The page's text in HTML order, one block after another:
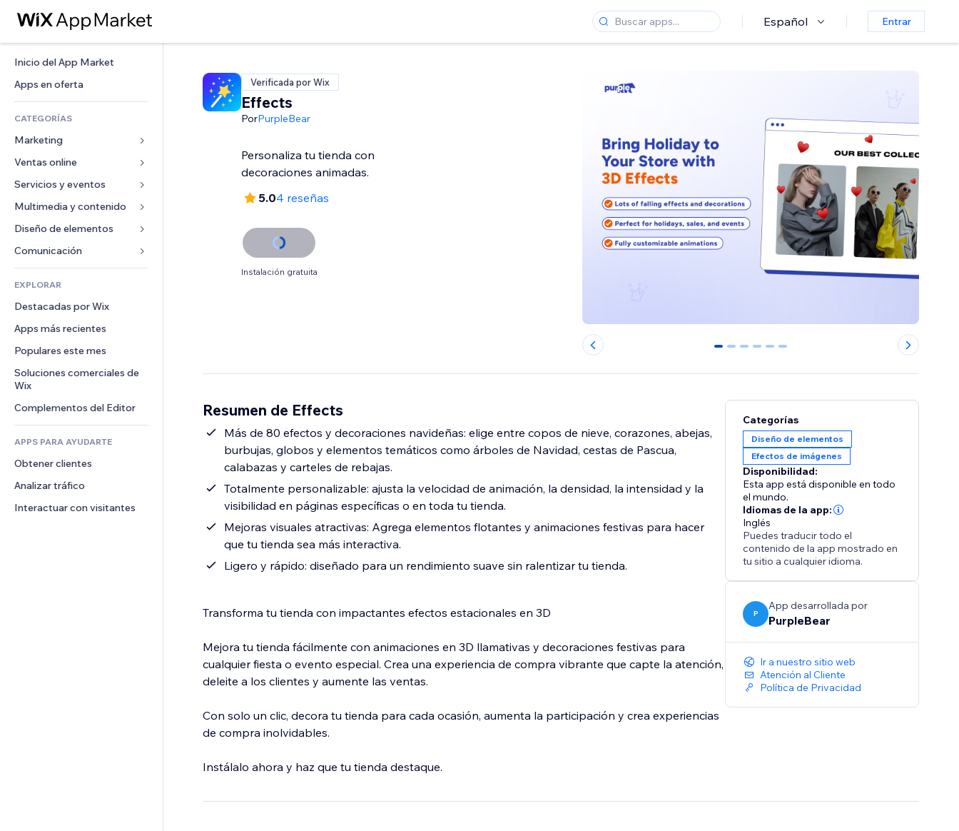
Español Entrar
Inicio del App Market
Apps en oferta
CATEGORÍAS
Marketing
Anuncios
Móvil
Analíticas
Anuncios del sitio
Email
Ventas online
Apps para tiendas
Envíos y entregas
Botones de venta
Contabilidad
Cupones y fidelización
Almacenamiento de mercancía
Crowdfunding
Alimentos y bebidas
Servicios y eventos
Hoteles
Eventos
Restaurantes
Inmobiliarias
Reservas
Multimedia y contenido
Galerías
Música
Pódcast
Fotografía
Video
PDF
Compartir archivos
Noticias
Servicios de contenido
Efectos de texto
Diseño de elementos
Mapas y navegación
Privacidad y seguridad
Reloj
Plantillas para páginas
Efectos de imágenes
Botones y menús
Banners e insignias
Calculadoras
Buscar
Formularios
Encuestas
Chat
Comentarios
Teléfono
Comunidad
Reseñas y testimonios
EXPLORAR
Destacadas por Wix
Apps más recientes
Populares este mes
Soluciones comerciales de
Wix
Complementos del Editor
APPS PARA AYUDARTE
Obtener clientes
Analizar tráfico
Interactuar con visitantes
Verificada por Wix
Effects
PorPurpleBear
Personaliza tu tienda con
decoraciones animadas.
5.04 reseñas
Instalación gratuita
0 1 2 3 4 5
Resumen de Effects
Más de 80 efectos y decoraciones navideñas: elige entre copos de nieve, corazones, abejas,
burbujas, globos y elementos temáticos como árboles de Navidad, cestas de Pascua,
calabazas y carteles de rebajas.
Totalmente personalizable: ajusta la velocidad de animación, la densidad, la intensidad y la
visibilidad en páginas específicas o en toda tu tienda.
Mejoras visuales atractivas: Agrega elementos flotantes y animaciones festivas para hacer
que tu tienda sea más interactiva.
Ligero y rápido: diseñado para un rendimiento suave sin ralentizar tu tienda.
Transforma tu tienda con impactantes efectos estacionales en 3D
Mejora tu tienda fácilmente con animaciones en 3D llamativas y decoraciones festivas para
cualquier fiesta o evento especial. Crea una experiencia de compra vibrante que capte la atención,
deleite a los clientes y aumente las ventas.
Con solo un clic, decora tu tienda para cada ocasión, aumenta la participación y crea experiencias
de compra inolvidables.
Instálalo ahora y haz que tu tienda destaque.
Categorías
Diseño de elementos
Efectos de imágenes
Disponibilidad:
Esta app está disponible en todo
el mundo.
Idiomas de la app:
Inglés
Puedes traducir todo el
contenido de la app mostrado en
tu sitio a cualquier idioma.
P
App desarrollada por
PurpleBear
Ir a nuestro sitio web
Atención al Cliente
Política de Privacidad